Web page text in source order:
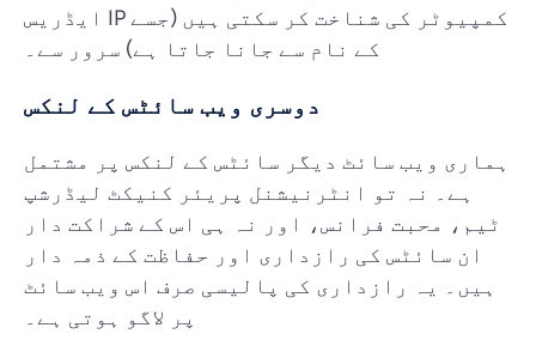
کمپیوٹر کی شناخت کر سکتی ہیں (جسے IP ایڈریس
کے نام سے جانا جاتا ہے) سرور سے۔
دوسری ویب سائٹس کے لنکس
ہماری ویب سائٹ دیگر سائٹس کے لنکس پر مشتمل
ہے۔ نہ تو انٹرنیشنل پریئر کنیکٹ لیڈرشپ
ٹیم، محبت فرانس، اور نہ ہی اس کے شراکت دار
ان سائٹس کی رازداری اور حفاظت کے ذمہ دار
ہیں۔ یہ رازداری کی پالیسی صرف اس ویب سائٹ
پر لاگو ہوتی ہے۔